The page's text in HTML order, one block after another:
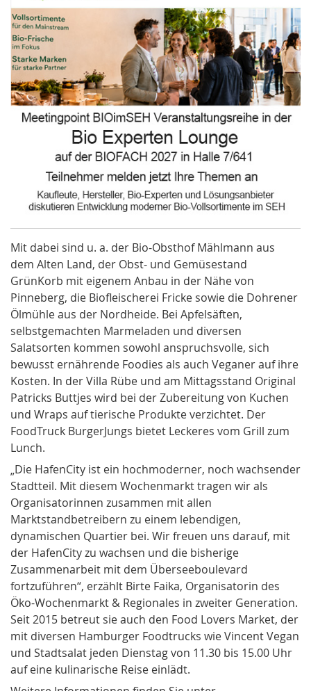
Mit dabei sind u. a. der Bio-Obsthof Mählmann aus
dem Alten Land, der Obst- und Gemüsestand
GrünKorb mit eigenem Anbau in der Nähe von
Pinneberg, die Biofleischerei Fricke sowie die Dohrener
Ölmühle aus der Nordheide. Bei Apfelsäften,
selbstgemachten Marmeladen und diversen
Salatsorten kommen sowohl anspruchsvolle, sich
bewusst ernährende Foodies als auch Veganer auf ihre
Kosten. In der Villa Rübe und am Mittagsstand Original
Patricks Buttjes wird bei der Zubereitung von Kuchen
und Wraps auf tierische Produkte verzichtet. Der
FoodTruck BurgerJungs bietet Leckeres vom Grill zum
Lunch.
„Die HafenCity ist ein hochmoderner, noch wachsender
Stadtteil. Mit diesem Wochenmarkt tragen wir als
Organisatorinnen zusammen mit allen
Marktstandbetreibern zu einem lebendigen,
dynamischen Quartier bei. Wir freuen uns darauf, mit
der HafenCity zu wachsen und die bisherige
Zusammenarbeit mit dem Überseeboulevard
fortzuführen“, erzählt Birte Faika, Organisatorin des
Öko-Wochenmarkt & Regionales in zweiter Generation.
Seit 2015 betreut sie auch den Food Lovers Market, der
mit diversen Hamburger Foodtrucks wie Vincent Vegan
und Stadtsalat jeden Dienstag von 11.30 bis 15.00 Uhr
auf eine kulinarische Reise einlädt.